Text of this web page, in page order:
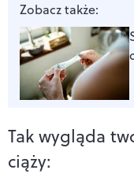
Zobacz także:
Tak wygląda
ciąży: